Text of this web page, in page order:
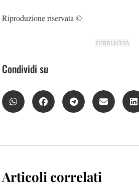
Riproduzione riservata ©
PUBBLICITÀ
Condividi su
Articoli correlati